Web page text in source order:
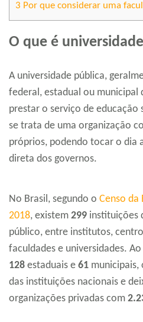
3 Por que considerar uma
O que é
A universidade pública,
federal, estadual ou municipal
prestar o serviço de educação
se trata de uma organização
próprios, podendo tocar o dia
direta dos governos.
No Brasil, segundo o Censo da
2018, existem 299 instituições
público, entre institutos,
faculdades e universidades.
128 estaduais e 61 municipais,
das instituições nacionais e
organizações privadas com